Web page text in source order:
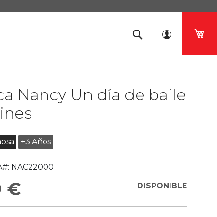
Nancy Un día de baile
+3 Años
NAC22000
€ DISPONIBLE